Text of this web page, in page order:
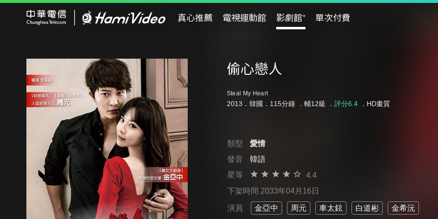
真心推薦 電視運動館 影劇館⁺ 單次付費
偷心戀人
Steal My Heart
2013．韓國．115分鐘 ． 輔12級 ． 評分6.4．HD畫質
類型
愛情
發音
韓語
星等
4.4
下架時間 2033年04月16日
演員 金亞中 周元 車太鉉 白道彬 金希沅